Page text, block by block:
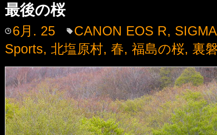
最後の桜
6月. 25 CANON EOS R,
Sports, 北塩原村, 春, 福島の桜, 裏